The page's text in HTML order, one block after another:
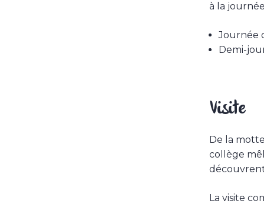
à la
Journée
Demi-
Visite
De la
collège
La visite